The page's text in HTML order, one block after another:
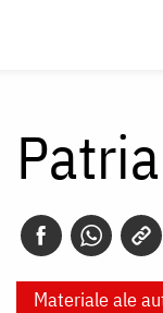
Materiale ale